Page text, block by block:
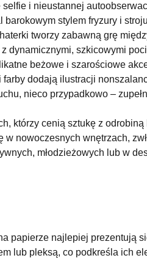
selfie i nieustannej
barokowym stylem fryzury i
tworzy zabawną grę
z dynamicznymi, szkicowymi
beżowe i szarościowe
farby dodają ilustracji
nieco przypadkowo –
którzy cenią sztukę z
w nowoczesnych wnętrzach,
młodzieżowych lub w
papierze najlepiej prezentują
lub pleksą, co podkreśla ich